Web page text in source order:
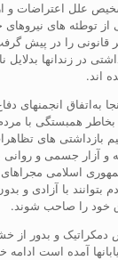
علل اعتراضات و
از توطئه های
در زندانها بدلایل
بەاتفاق انجمنهای
بخاطر همبستگی با
بازداشتی های
و آزار جسمی و روانی
اسلامی مجراهای
بتوانند با آزادی و
خود را صاحب شوند.
دمکراتیک و بدور از
آمده است ادامه